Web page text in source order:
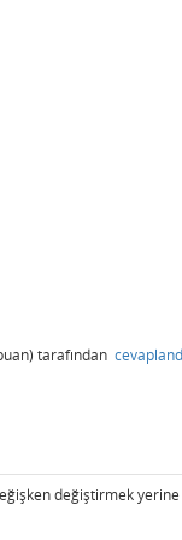
tarafından
değiştirmek